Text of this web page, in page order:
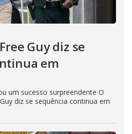
Guy diz se
em
um sucesso surpreendente O
diz se sequência continua em